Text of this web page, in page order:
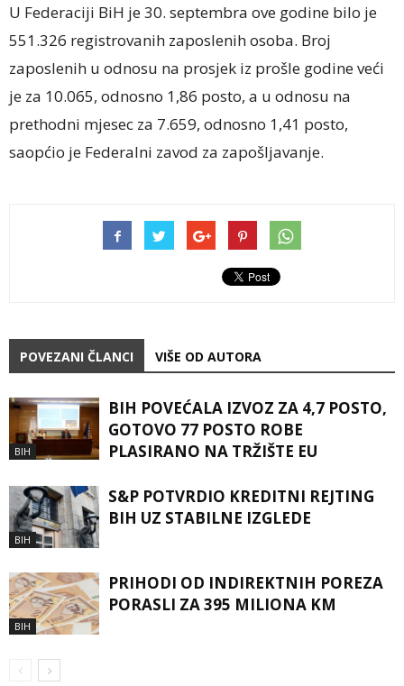
U Federaciji BiH je 30. septembra ove godine bilo je
551.326 registrovanih zaposlenih osoba. Broj
zaposlenih u odnosu na prosjek iz prošle godine veći
je za 10.065, odnosno 1,86 posto, a u odnosu na
prethodni mjesec za 7.659, odnosno 1,41 posto,
saopćio je Federalni zavod za zapošljavanje.
POVEZANI ČLANCI VIŠE OD AUTORA
BIH
BIH POVEĆALA IZVOZ ZA 4,7 POSTO,
GOTOVO 77 POSTO ROBE
PLASIRANO NA TRŽIŠTE EU
BIH
S&P POTVRDIO KREDITNI REJTING
BIH UZ STABILNE IZGLEDE
BIH
PRIHODI OD INDIREKTNIH POREZA
PORASLI ZA 395 MILIONA KM